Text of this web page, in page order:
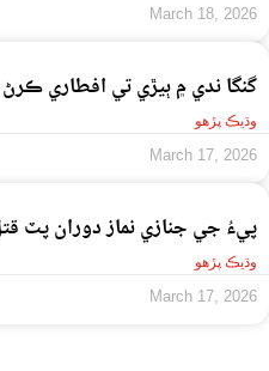
March 18, 2026
گنگا ندي ۾ ٻيڙي تي افطاري ڪرڻ جو الزام، 14
وڌيڪ پڙهو
March 17, 2026
پيءُ جي جنازي نماز دوران پٽ
وڌيڪ پڙهو
March 17, 2026